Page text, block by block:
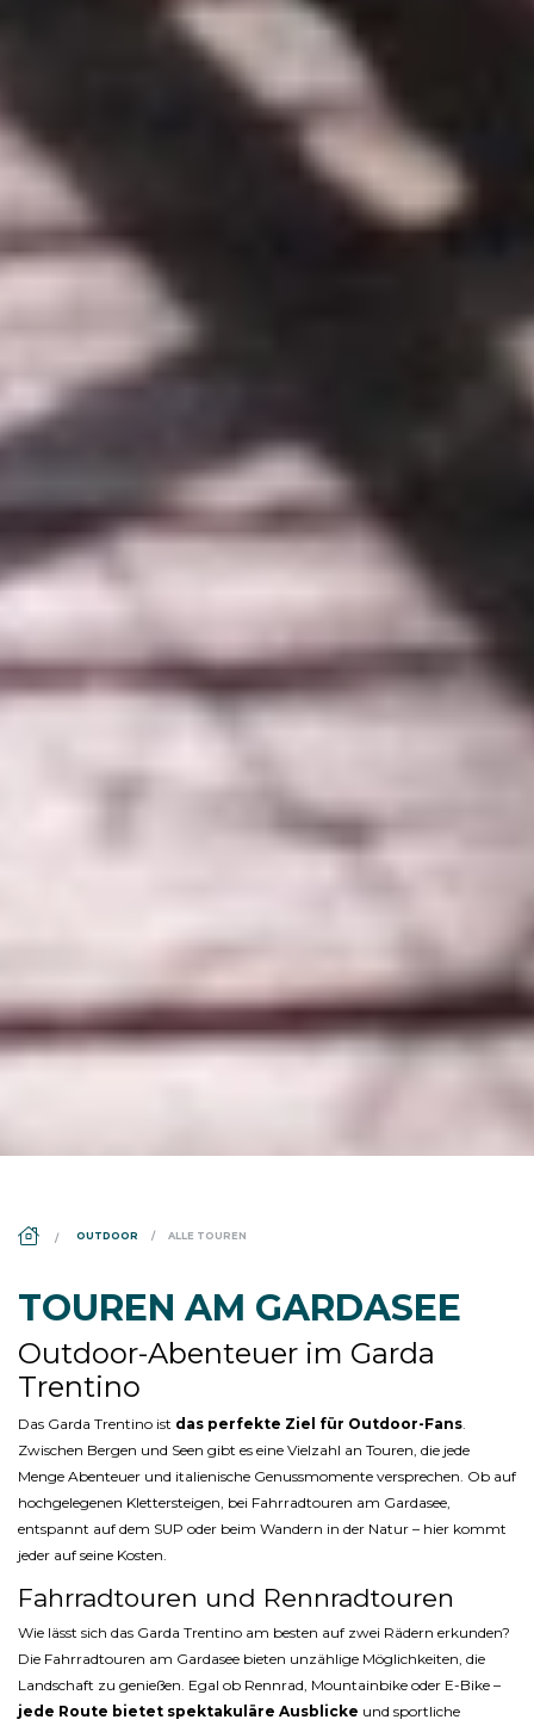
DS_BREADCRUMB.HOME
OUTDOOR ALLE TOUREN
TOUREN AM GARDASEE
Outdoor-Abenteuer im Garda
Trentino
Das Garda Trentino ist das perfekte Ziel für Outdoor-Fans.
Zwischen Bergen und Seen gibt es eine Vielzahl an Touren, die jede
Menge Abenteuer und italienische Genussmomente versprechen. Ob auf
hochgelegenen Klettersteigen, bei Fahrradtouren am Gardasee,
entspannt auf dem SUP oder beim Wandern in der Natur – hier kommt
jeder auf seine Kosten.
Fahrradtouren und Rennradtouren
Wie lässt sich das Garda Trentino am besten auf zwei Rädern erkunden?
Die Fahrradtouren am Gardasee bieten unzählige Möglichkeiten, die
Landschaft zu genießen. Egal ob Rennrad, Mountainbike oder E-Bike –
jede Route bietet spektakuläre Ausblicke und sportliche